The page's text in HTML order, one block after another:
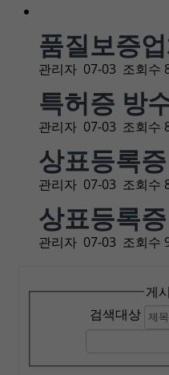
품질보증
관리자 07-03 조회수
특허증 방
관리자 07-03 조회수
상표등록증
관리자 07-03 조회수
상표등록증
관리자 07-03 조회수
게
검색대상